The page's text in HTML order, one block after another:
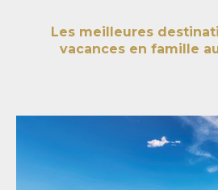
Les meilleures
vacances en famille